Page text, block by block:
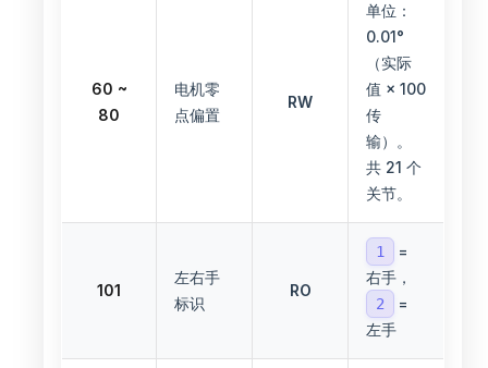
60 ~
80
电机零
点偏置
RW
单位：
0.01°
（实际
值 × 100
传
输）。
共 21 个
关节。
101
左右手
标识
RO
1
=
右手，
2
=
左手